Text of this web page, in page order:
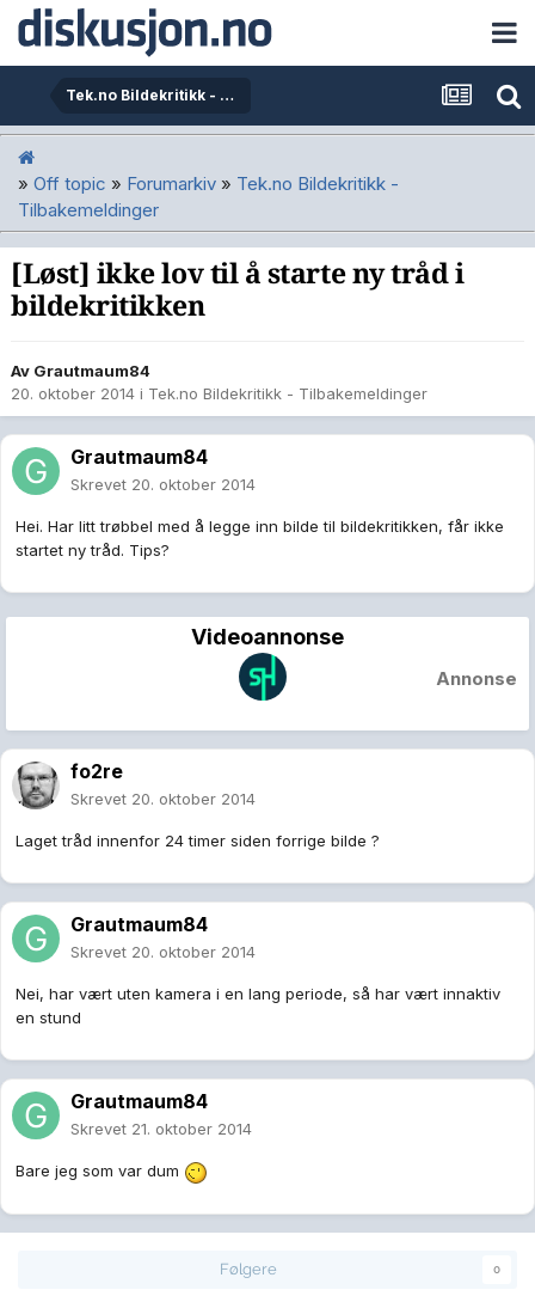
Tek.no Bildekritikk - Tilbakemeldinger
» Off topic » Forumarkiv » Tek.no Bildekritikk -
Tilbakemeldinger
[Løst] ikke lov til å starte ny tråd i
bildekritikken
Av Grautmaum84
20. oktober 2014 i Tek.no Bildekritikk - Tilbakemeldinger
Grautmaum84
Skrevet 20. oktober 2014
Hei. Har litt trøbbel med å legge inn bilde til bildekritikken, får ikke
startet ny tråd. Tips?
Videoannonse
Annonse
fo2re
Skrevet 20. oktober 2014
Laget tråd innenfor 24 timer siden forrige bilde ?
Grautmaum84
Skrevet 20. oktober 2014
Nei, har vært uten kamera i en lang periode, så har vært innaktiv
en stund
Grautmaum84
Skrevet 21. oktober 2014
Bare jeg som var dum
Følgere 0